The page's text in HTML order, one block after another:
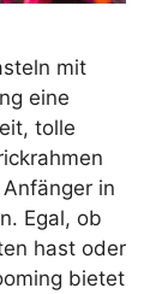
mit
eine
tolle
in
Egal, ob
hast oder
bietet